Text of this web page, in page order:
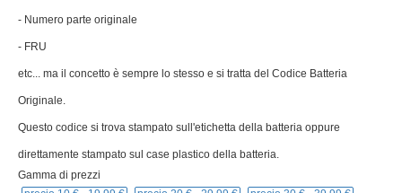
- Numero parte originale
- FRU
etc... ma il concetto è sempre lo stesso e si tratta del Codice Batteria
Originale.
Questo codice si trova stampato sull'etichetta della batteria oppure
direttamente stampato sul case plastico della batteria.
Gamma di prezzi